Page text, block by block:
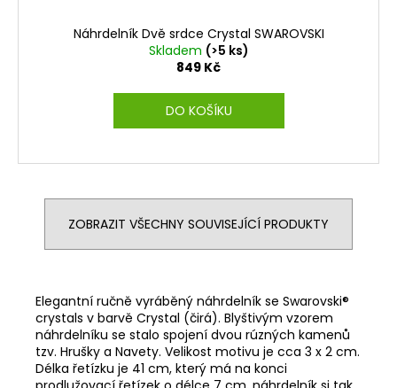
Náhrdelník Dvě srdce Crystal SWAROVSKI
Skladem (>5 ks)
849 Kč
DO KOŠÍKU
ZOBRAZIT VŠECHNY SOUVISEJÍCÍ PRODUKTY
Elegantní ručně vyráběný náhrdelník se Swarovski®
crystals v barvě Crystal (čirá). Blyštivým vzorem
náhrdelníku se stalo spojení dvou rúzných kamenů
tzv. Hrušky a Navety. Velikost motivu je cca 3 x 2 cm.
Délka řetízku je 41 cm, který má na konci